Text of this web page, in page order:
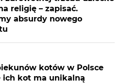
religię – zapisać.
absurdy nowego
kotów w Polsce
ich kot ma unikalną